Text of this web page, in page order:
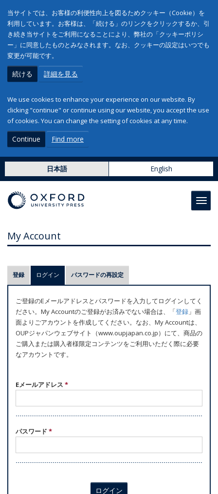
当サイトでは、お客様の利便性向上を図るためクッキー（Cookie）を
利用しています。お客様は、「続ける」のリンクをクリックするか、引
き続き当サイトをご利用になることにより、弊社の「クッキーポリシ
ー」に同意したものとみなされます。なお、クッキーの設定はいつでも
変更が可能です。
続ける 詳細を見る
We use cookies to enhance your experience on our website. By
clicking "continue" or continue using our website, you accept the use
of cookies. You can change the setting of cookies at any time.
Continue Find more
日本語 English
My Account
プ
ラ
マ
リ
ー
タ
ブ
登録 ログイン (アクティブなタブ)
パスワードの再設定
ご登録のEメールアドレスとパスワードを入力してログインしてく
ださい。My Accountのご登録がお済みでない場合は、「登録 」画
面よりごアカウントを作成してください。なお、My Accountは、
OUPジャパンウェブサイト（www.oupjapan.co.jp）にて、商品の
ご購入または購入者様限定コンテンツをご利用いただく際に必要
なアカウントです。
Eメールアドレス *
パスワード *
ログイン